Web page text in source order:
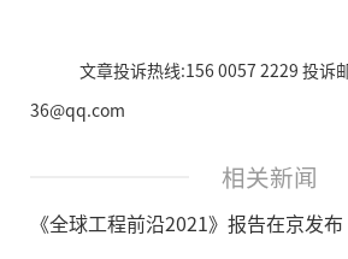
文章投诉热线:156 0057 2229 投诉
36@qq.com
相关新闻
《全球工程前沿2021》报告在京发布